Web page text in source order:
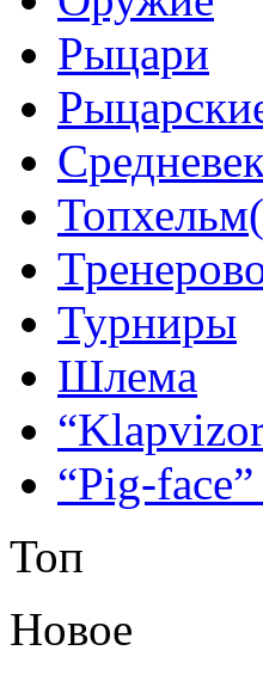
Рыцари
Турниры
Шлема
“Pig-
Топ
Новое